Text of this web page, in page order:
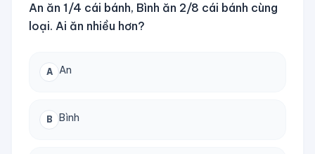
An ăn 1/4 cái bánh, Bình ăn 2/8 cái bánh cùng
loại. Ai ăn nhiều hơn?
A An
B Bình